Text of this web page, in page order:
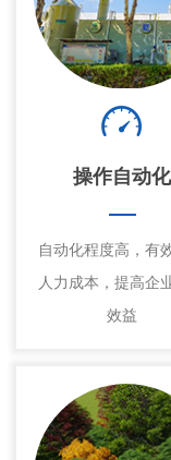
操作自动化
自动化程度高，有
人力成本，提高企
效益